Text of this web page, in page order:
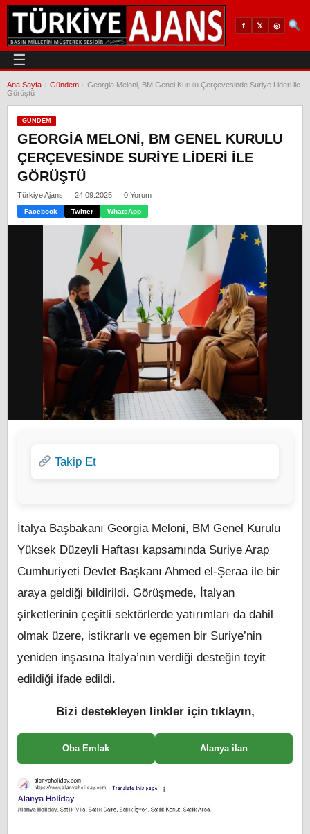
f 𝕏 ◎
☰
Ana Sayfa Gündem
Georgia Meloni, BM Genel Kurulu Çerçevesinde Suriye Lideri ile
Görüştü
GÜNDEM
GEORGIA MELONI, BM GENEL KURULU
ÇERÇEVESINDE SURIYE LIDERI ILE
GÖRÜŞTÜ
Türkiye Ajans 24.09.2025 0 Yorum
Facebook Twitter WhatsApp
Takip Et
İtalya Başbakanı Georgia Meloni, BM Genel Kurulu
Yüksek Düzeyli Haftası kapsamında Suriye Arap
Cumhuriyeti Devlet Başkanı Ahmed el-Şeraa ile bir
araya geldiği bildirildi. Görüşmede, İtalyan
şirketlerinin çeşitli sektörlerde yatırımları da dahil
olmak üzere, istikrarlı ve egemen bir Suriye’nin
yeniden inşasına İtalya’nın verdiği desteğin teyit
edildiği ifade edildi.
Bizi destekleyen linkler için tıklayın,
Oba Emlak Alanya ilan